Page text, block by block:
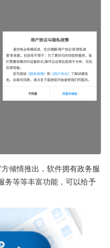
倾情推出，软件拥有政务服
务等等丰富功能，可以给予